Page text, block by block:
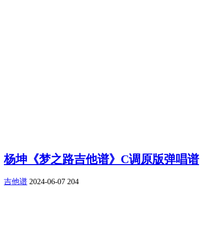
杨坤《梦之路吉他谱》C调原版弹唱谱
吉他谱 2024-06-07 204